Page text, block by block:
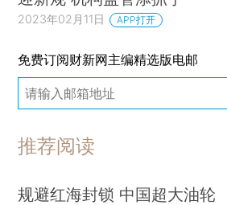
2023年02月11日 APP打开
免费订阅财新网主编精选版电邮
推荐阅读
规避红海封锁 中国超大油轮